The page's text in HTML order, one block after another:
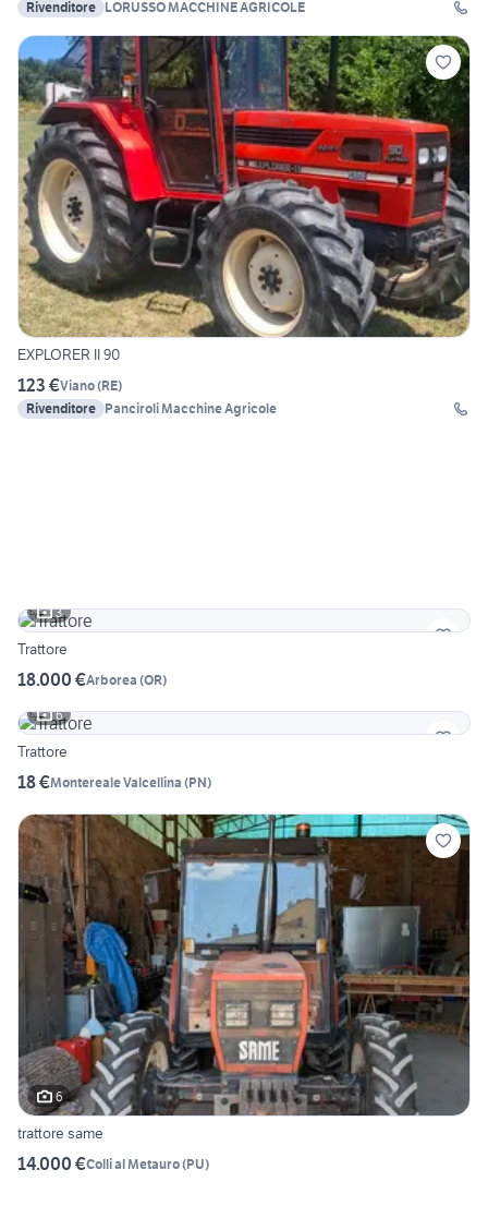
Rivenditore LORUSSO MACCHINE AGRICOLE
EXPLORER II 90
123 €Viano(RE)
Rivenditore Panciroli Macchine Agricole
3
Trattore
18.000 €Arborea (OR)
6
Trattore
18 €Montereale Valcellina (PN)
6
trattore same
14.000 €Colli al Metauro(PU)